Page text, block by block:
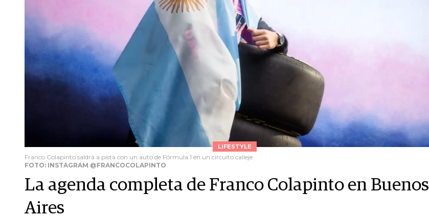
LIFESTYLE
Franco Colapinto saldrá a pista con un auto de Fórmula 1 en un circuito calleje
FOTO: INSTAGRAM @FRANCOCOLAPINTO
La agenda completa de Franco Colapinto en Buenos
Aires